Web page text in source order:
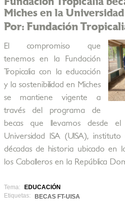
Miches en la
Por: Fundación
El compromiso que
tenemos en la Fundación
Tropicalia con la educación
y la sostenibilidad en Miches
se mantiene vigente a
través del programa de
becas que llevamos desde
Universidad ISA (UISA),
décadas de historia ubicado en
los Caballeros en la República
Tema:
EDUCACIÓN
Etiquetas:
BECAS FT-UISA